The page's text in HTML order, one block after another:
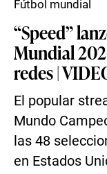
“Speed”
Mundial
redes |
El popular
Mundo
las 48
en Estados
Fútbol mundial